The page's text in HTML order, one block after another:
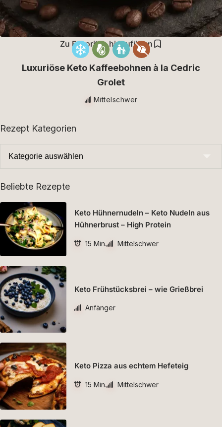
Zu Favoriten hinzufügen
Luxuriöse Keto Kaffeebohnen à la Cedric
Grolet
Mittelschwer
Rezept Kategorien
Beliebte Rezepte
Keto Hühnernudeln – Keto Nudeln aus
Hühnerbrust – High Protein
15 Min. Mittelschwer
Keto Frühstücksbrei – wie Grießbrei
Anfänger
Keto Pizza aus echtem Hefeteig
15 Min. Mittelschwer